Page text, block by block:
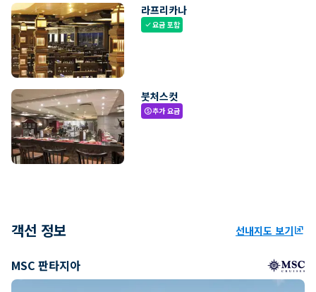
라프리카나
check요금 포함
붓처스컷
paid추가 요금
객선 정보 선내지도 보기ungroup
MSC 판타지아